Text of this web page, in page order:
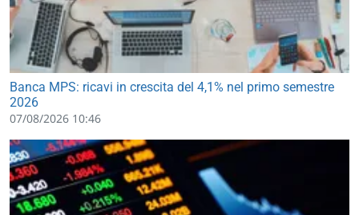
Banca MPS: ricavi in crescita del 4,1% nel primo semestre
2026
07/08/2026 10:46